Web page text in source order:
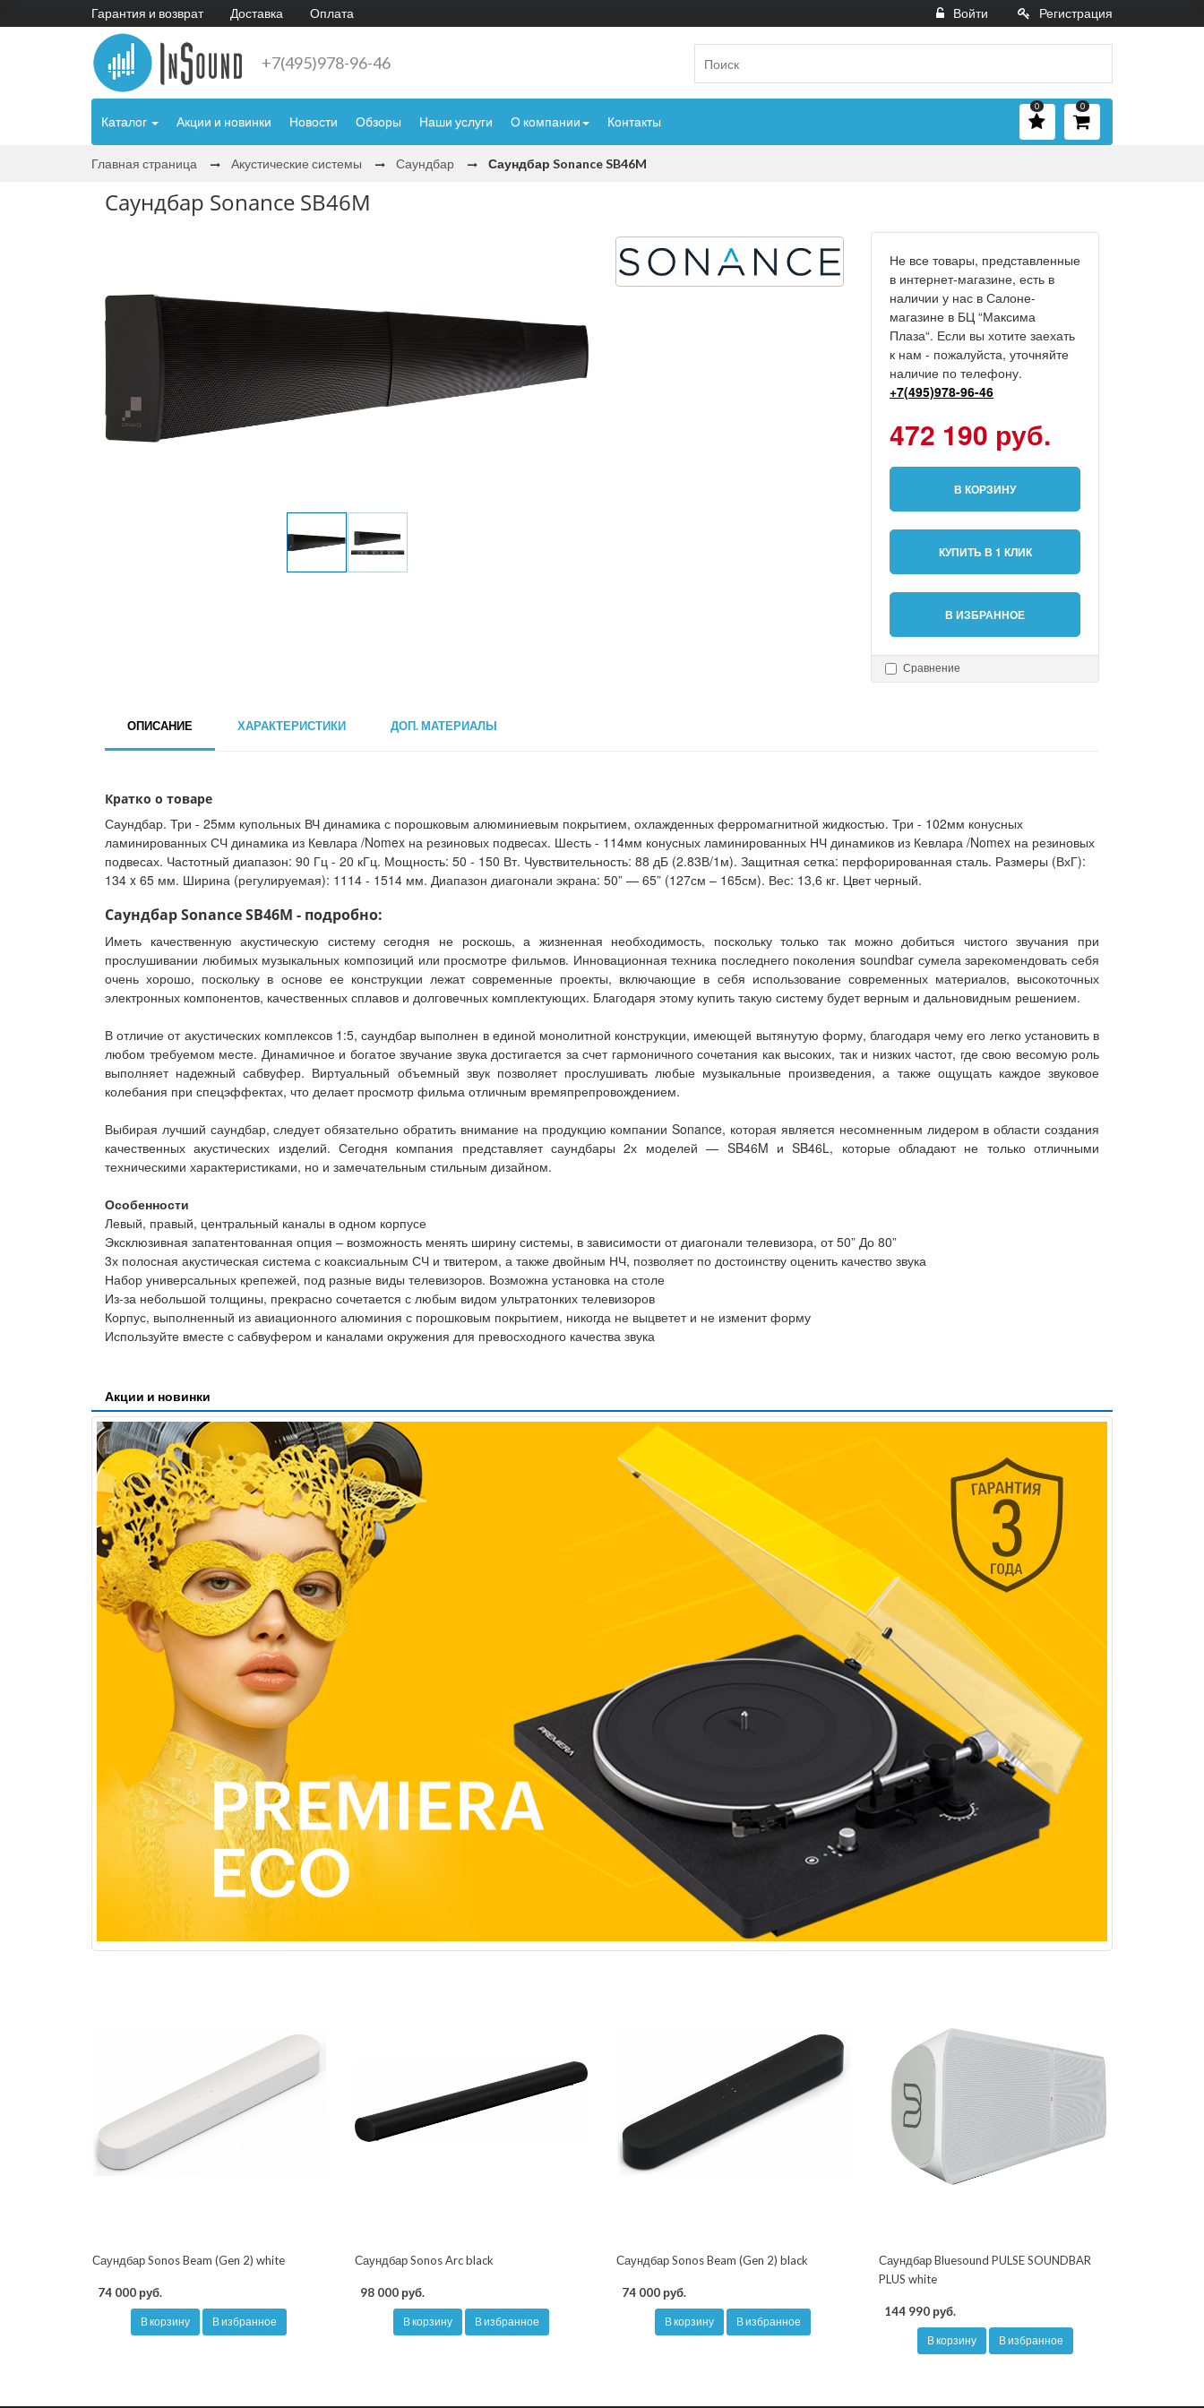
Гарантия и возврат Доставка Оплата Войти Регистрация
+7(495)978-96-46
Каталог Акции и новинки Новости Обзоры Наши услуги О компании Контакты
0
0
Главная страница Акустические системы Саундбар Саундбар Sonance SB46M
Саундбар Sonance SB46M
Не все товары, представленные
в интернет-магазине, есть в
наличии у нас в Салоне-
магазине в БЦ “Максима
Плаза“. Если вы хотите заехать
к нам - пожалуйста, уточняйте
наличие по телефону.
+7(495)978-96-46
472 190 руб.
В КОРЗИНУ
КУПИТЬ В 1 КЛИК
В ИЗБРАННОЕ
Сравнение
ОПИСАНИЕ ХАРАКТЕРИСТИКИ ДОП. МАТЕРИАЛЫ
Кратко о товаре
Саундбар. Три - 25мм купольных ВЧ динамика с порошковым алюминиевым покрытием, охлажденных ферромагнитной жидкостью. Три - 102мм конусных
ламинированных СЧ динамика из Кевлара /Nomex на резиновых подвесах. Шесть - 114мм конусных ламинированных НЧ динамиков из Кевлара /Nomex на резиновых
подвесах. Частотный диапазон: 90 Гц - 20 кГц. Мощность: 50 - 150 Вт. Чувствительность: 88 дБ (2.83В/1м). Защитная сетка: перфорированная сталь. Размеры (ВхГ):
134 x 65 мм. Ширина (регулируемая): 1114 - 1514 мм. Диапазон диагонали экрана: 50” — 65” (127см – 165см). Вес: 13,6 кг. Цвет черный.
Саундбар Sonance SB46M - подробно:
Иметь качественную акустическую систему сегодня не роскошь, а жизненная необходимость, поскольку только так можно добиться чистого звучания при
прослушивании любимых музыкальных композиций или просмотре фильмов. Инновационная техника последнего поколения soundbar сумела зарекомендовать себя
очень хорошо, поскольку в основе ее конструкции лежат современные проекты, включающие в себя использование современных материалов, высокоточных
электронных компонентов, качественных сплавов и долговечных комплектующих. Благодаря этому купить такую систему будет верным и дальновидным решением.
В отличие от акустических комплексов 1:5, саундбар выполнен в единой монолитной конструкции, имеющей вытянутую форму, благодаря чему его легко установить в
любом требуемом месте. Динамичное и богатое звучание звука достигается за счет гармоничного сочетания как высоких, так и низких частот, где свою весомую роль
выполняет надежный сабвуфер. Виртуальный объемный звук позволяет прослушивать любые музыкальные произведения, а также ощущать каждое звуковое
колебания при спецэффектах, что делает просмотр фильма отличным времяпрепровождением.
Выбирая лучший саундбар, следует обязательно обратить внимание на продукцию компании Sonance, которая является несомненным лидером в области создания
качественных акустических изделий. Сегодня компания представляет саундбары 2х моделей — SB46M и SB46L, которые обладают не только отличными
техническими характеристиками, но и замечательным стильным дизайном.
Особенности
Левый, правый, центральный каналы в одном корпусе
Эксклюзивная запатентованная опция – возможность менять ширину системы, в зависимости от диагонали телевизора, от 50” До 80”
3х полосная акустическая система с коаксиальным СЧ и твитером, а также двойным НЧ, позволяет по достоинству оценить качество звука
Набор универсальных крепежей, под разные виды телевизоров. Возможна установка на столе
Из-за небольшой толщины, прекрасно сочетается с любым видом ультратонких телевизоров
Корпус, выполненный из авиационного алюминия с порошковым покрытием, никогда не выцветет и не изменит форму
Используйте вместе с сабвуфером и каналами окружения для превосходного качества звука
Акции и новинки
Саундбар Sonos Beam (Gen 2) white
74 000 руб.
В корзину В избранное
Саундбар Sonos Arc black
98 000 руб.
В корзину В избранное
Саундбар Sonos Beam (Gen 2) black
74 000 руб.
В корзину В избранное
Саундбар Bluesound PULSE SOUNDBAR
PLUS white
144 990 руб.
В корзину В избранное